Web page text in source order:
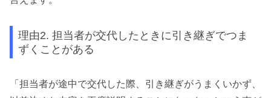
理由2. 担当者が交代したときに引き継ぎでつま
ずくことがある
「担当者が途中で交代した際、引き継ぎがうまくいかず、